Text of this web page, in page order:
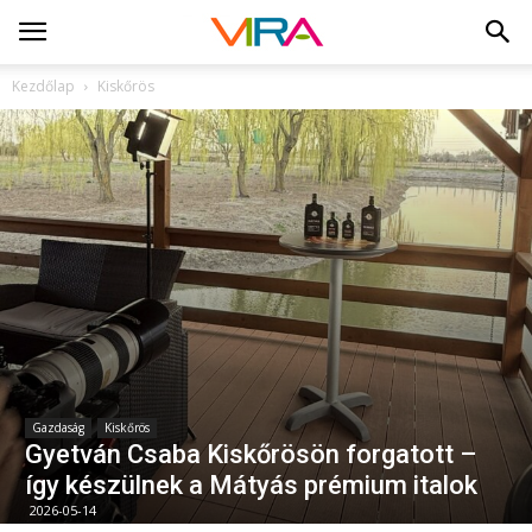
Kezdőlap Kiskőrös
Gazdaság Kiskőrös
Gyetván Csaba Kiskőrösön forgatott –
így készülnek a Mátyás prémium italok
2026-05-14